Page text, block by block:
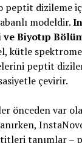
peptit dizileme
modeldir.
Biyotıp
kütle
peptit
çevirir.
önceden var
tanımlar –